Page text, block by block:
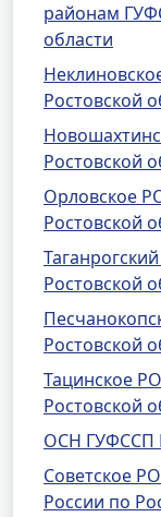
районам
области
Ростовской
Ростовской
Орловское
Ростовской
Ростовской
Ростовской
Тацинское
Ростовской
ОСН ГУФССП
Советское
России по